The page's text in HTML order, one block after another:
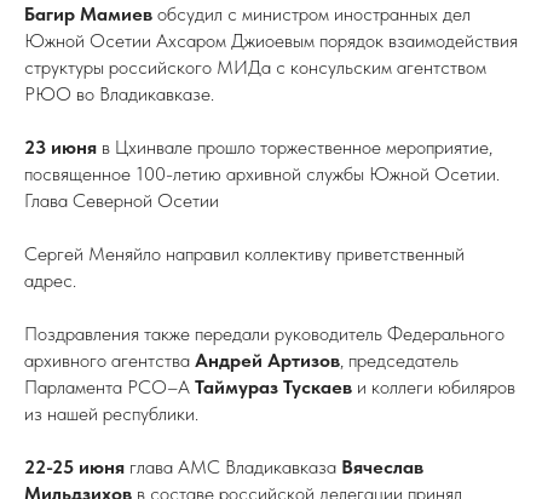
Багир Мамиев обсудил с министром иностранных дел
Южной Осетии Ахсаром Джиоевым порядок взаимодействия
структуры российского МИДа с консульским агентством
РЮО во Владикавказе.
23 июня в Цхинвале прошло торжественное мероприятие,
посвященное 100-летию архивной службы Южной Осетии.
Глава Северной Осетии
Сергей Меняйло направил коллективу приветственный
адрес.
Поздравления также передали руководитель Федерального
архивного агентства Андрей Артизов, председатель
Парламента РСО–А Таймураз Тускаев и коллеги юбиляров
из нашей республики.
22-25 июня глава АМС Владикавказа Вячеслав
Мильдзихов в составе российской делегации принял